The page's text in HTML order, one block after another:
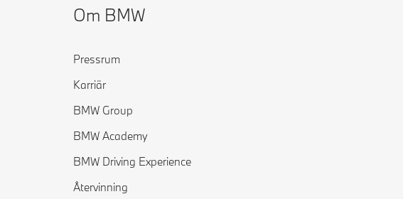
Om BMW
Pressrum
Karriär
BMW Group
BMW Academy
BMW Driving Experience
Återvinning